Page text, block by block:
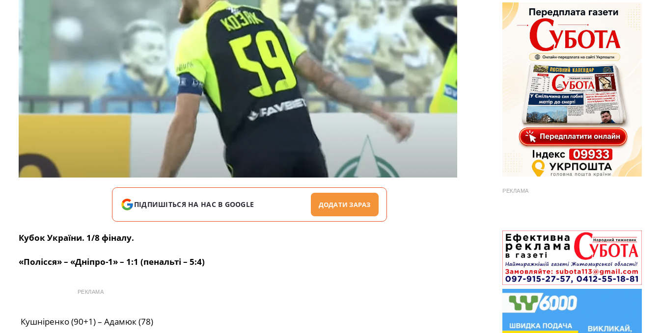
ПІДПИШІТЬСЯ НА НАС В GOOGLE ДОДАТИ ЗАРАЗ
Кубок України. 1/8 фіналу.
«Полісся» – «Дніпро-1» – 1:1 (пенальті – 5:4)
РЕКЛАМА
Кушніренко (90+1) – Адамюк (78)
РЕКЛАМА